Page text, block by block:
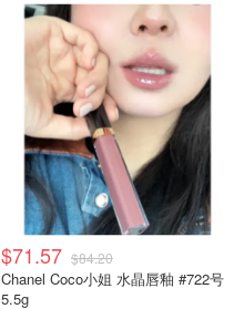
$71.57 $84.20
Chanel Coco小姐 水晶唇釉 #722号
5.5g